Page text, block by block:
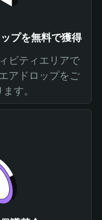
プを無料で獲得
ビティエリアで
アドロップをご
す。